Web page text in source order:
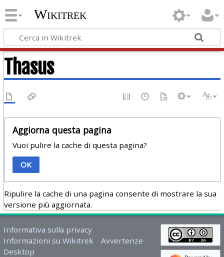
Wikitrek
Thasus
Aggiorna questa pagina
Vuoi pulire la cache di questa pagina?
OK
Ripulire la cache di una pagina consente di mostrare la sua
versione più aggiornata.
Informativa sulla privacy
Informazioni su Wikitrek
Avvertenze
Desktop